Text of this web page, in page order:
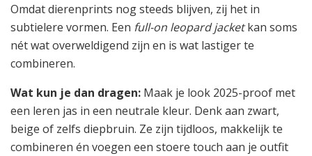
Omdat dierenprints nog steeds blijven, zij het in
subtielere vormen. Een full-on leopard jacketkan soms
nét wat overweldigend zijn en is wat lastiger te
combineren.
Wat kun je dan dragen: Maak je look 2025-proof met
een leren jas in een neutrale kleur. Denk aan zwart,
beige of zelfs diepbruin. Ze zijn tijdloos, makkelijk te
combineren én voegen een stoere touch aan je outfit